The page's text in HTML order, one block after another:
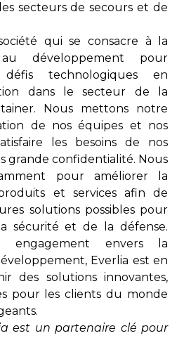
secteurs de secours et de
qui se consacre à la
développement pour
technologiques en
dans le secteur de la
Nous mettons notre
de nos équipes et nos
les besoins de nos
grande confidentialité. Nous
pour améliorer la
et services afin de
solutions possibles pour
sécurité et de la défense.
envers la
Everlia est en
des solutions innovantes,
pour les clients du monde
est un partenaire clé pour